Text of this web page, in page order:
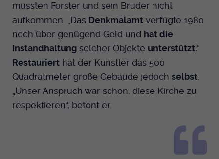
mussten Forster und sein Bruder nicht
aufkommen. „Das Denkmalamt verfügte 1980
noch über genügend Geld und hat die
Instandhaltung solcher Objekte unterstützt.“
Restauriert hat der Künstler das 500
Quadratmeter große Gebäude jedoch selbst.
„Unser Anspruch war schon, diese Kirche zu
respektieren“, betont er.